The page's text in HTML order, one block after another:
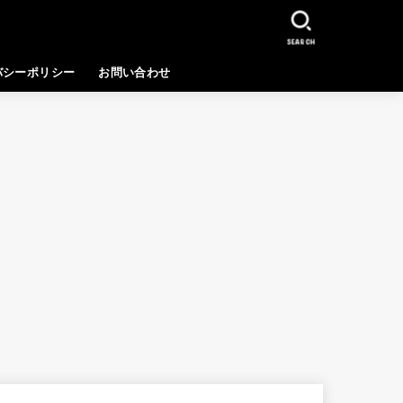
ーポリシー お問い合わせ
SEARCH